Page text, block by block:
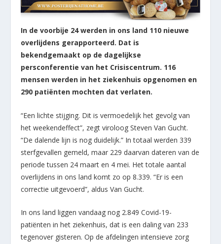
In de voorbije 24 werden in ons land 110 nieuwe
overlijdens gerapporteerd. Dat is
bekendgemaakt op de dagelijkse
persconferentie van het Crisiscentrum. 116
mensen werden in het ziekenhuis opgenomen en
290 patiënten mochten dat verlaten.
“Een lichte stijging. Dit is vermoedelijk het gevolg van
het weekendeffect”, zegt viroloog Steven Van Gucht.
“De dalende lijn is nog duidelijk.” In totaal werden 339
sterfgevallen gemeld, maar 229 daarvan dateren van de
periode tussen 24 maart en 4 mei. Het totale aantal
overlijdens in ons land komt zo op 8.339. “Er is een
correctie uitgevoerd”, aldus Van Gucht.
In ons land liggen vandaag nog 2.849 Covid-19-
patiënten in het ziekenhuis, dat is een daling van 233
tegenover gisteren. Op de afdelingen intensieve zorg